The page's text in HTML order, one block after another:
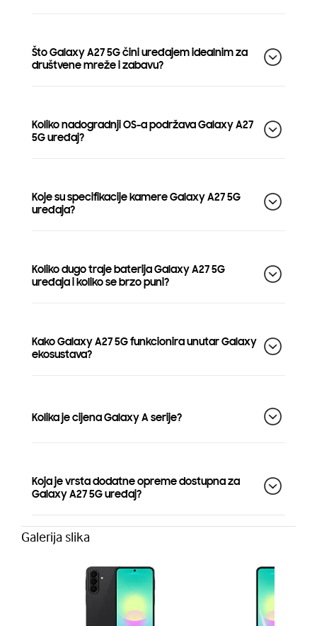
Što Galaxy A27 5G čini uređajem idealnim za
društvene mreže i zabavu?
Koliko nadogradnji OS-a podržava Galaxy A27
5G uređaj?
Koje su specifikacije kamere Galaxy A27 5G
uređaja?
Koliko dugo traje baterija Galaxy A27 5G
uređaja i koliko se brzo puni?
Kako Galaxy A27 5G funkcionira unutar Galaxy
ekosustava?
Kolika je cijena Galaxy A serije?
Koja je vrsta dodatne opreme dostupna za
Galaxy A27 5G uređaj?
Galerija slika